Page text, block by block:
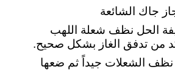
جاك الشائعة
الحل نظف شعلة اللهب
من تدفق الغاز بشكل صحيح.
نظف الشعلات جيداً ثم ضعها